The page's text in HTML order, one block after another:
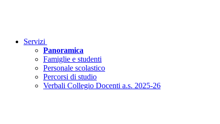
Servizi
Panoramica
Famiglie e studenti
Personale scolastico
Percorsi di studio
Verbali Collegio Docenti a.s. 2025-26